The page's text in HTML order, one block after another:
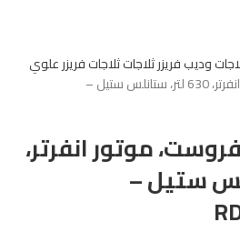
وديب فريزرثلاجاتثلاجات فريزر علوي
ثلاجة بيكو نوفروست، موتور انفرتر، 630 لتر، ستانلس ستيل –
موتور انفرتر،
ستيل –